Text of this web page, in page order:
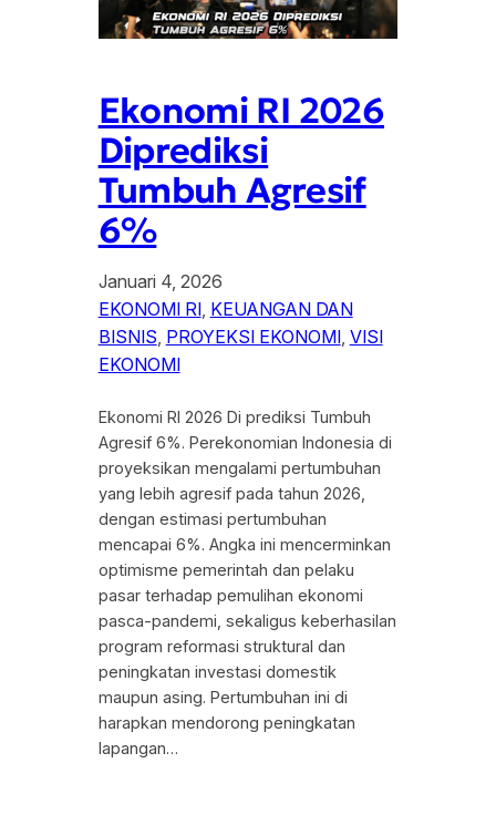
Ekonomi RI 2026
Diprediksi
Tumbuh Agresif
6%
Januari 4, 2026
EKONOMI RI, KEUANGAN DAN
BISNIS, PROYEKSI EKONOMI, VISI
EKONOMI
Ekonomi RI 2026 Di prediksi Tumbuh
Agresif 6%. Perekonomian Indonesia di
proyeksikan mengalami pertumbuhan
yang lebih agresif pada tahun 2026,
dengan estimasi pertumbuhan
mencapai 6%. Angka ini mencerminkan
optimisme pemerintah dan pelaku
pasar terhadap pemulihan ekonomi
pasca-pandemi, sekaligus keberhasilan
program reformasi struktural dan
peningkatan investasi domestik
maupun asing. Pertumbuhan ini di
harapkan mendorong peningkatan
lapangan…